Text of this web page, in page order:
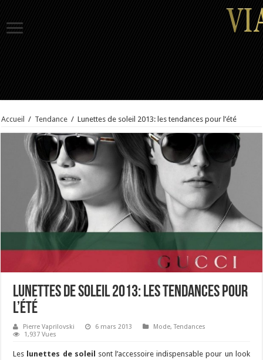
Accueil / Tendance / Lunettes de soleil 2013: les tendances pour l’été
Lunettes de soleil 2013: les tendances pour
l’été
Pierre Vaprilovski 6 mars 2013 Mode,Tendances
1,937 Vues
Les lunettes de soleil
sont l’accessoire indispensable pour un look